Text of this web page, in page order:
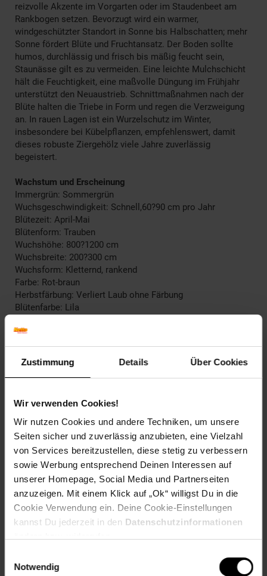
Zustimmung Details Über Cookies
Wir verwenden Cookies!
Wir nutzen Cookies und andere Techniken, um unsere
Seiten sicher und zuverlässig anzubieten, eine Vielzahl
von Services bereitzustellen, diese stetig zu verbessern
sowie Werbung entsprechend Deinen Interessen auf
unserer Homepage, Social Media und Partnerseiten
anzuzeigen. Mit einem Klick auf „Ok“ willigst Du in die
Cookie Verwendung ein. Deine Cookie-Einstellungen
kannst Du jederzeit in den Datenschutzinformationen
Notwendig
reizvolle Akzente im Vorgarten oder im Staudenbeet am
Rankbogen setzen. Bevorzugt wird ein warmer,
windgeschützter Standort in Sonne bis Halbschatten; mehr
Sonne fördert Blüte und Fruchtansatz. Der Boden sollte
humos, durchlässig und frisch bis mäßig feucht sein,
Staunässe gilt es zu vermeiden. Eine leichte Mulchschicht
hält die Feuchtigkeit, eine maßvolle Düngung im Frühjahr
unterstützt den Neuaustrieb. Schnittmaßnahmen nach der
Blüte halten die Triebe in Form und regen die Verzweigung
an. In rauen Lagen ist ein Wurzelschutz im Winter,
insbesondere bei Kübelpflanzen, empfehlenswert, damit
dieses robuste Ziergehölz viele Jahre zuverlässig
begeistert.
Wachstum und Erscheinung
Immergrün: Sommergrün
Wuchsgeschwindigkeit: Schnell,60?90 cm pro Jahr
Blütezeit: April-Mai
Blütenform: Trauben
Wuchshöhe: 800?1200 cm
Wuchsbreite: 200?300 cm
Wuchsform: Kletternd, rankend
Farbe: Rot-braun
Herbstfärbung: Verliert Laub ohne Färbung
Blütenfarbe: Lila
Winterfarbe: Immergrün
Geschmack: Süß,Süß-säuerlich
Frucht: Essbare Früchte
Blattform: Handförmig
Standort und Pflege
Standortempfehlung: Halbschattig, windgeschützt
Pflegeaufwand: Mittel
Lichtbedarf: Halbschattig-Sonnig
Rückschnitt: Rückschnitt nach der Blüte.
Schnittverträglichkeit: Gut
Bodenansprüche: humos und gut durchlässig
Nährstoffgehalt: Mittel
Frosthärte: bis -23 °C